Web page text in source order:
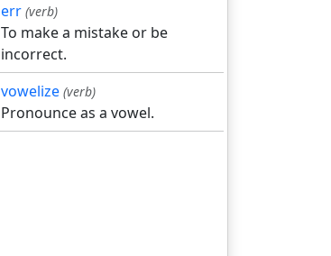
err (verb)
To make a mistake or be
incorrect.
vowelize (verb)
Pronounce as a vowel.